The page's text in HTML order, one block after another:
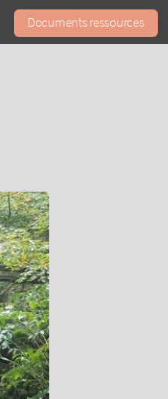
Documents ressources